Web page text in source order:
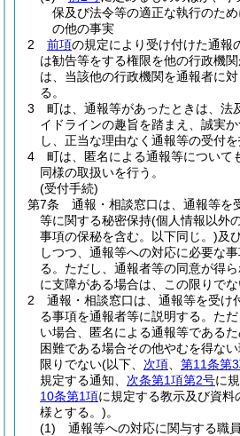
保及び法令等の適正な執行のた
の他の事実
2
前項の規定により受け付けた通報
は勧告等をする権限を他の行政機
は、当該他の行政機関を通報者に
る。
3
町は、通報等があったときは、法
イドラインの趣旨を踏まえ、誠実
し、正当な理由なく通報等の受付を
4
町は、匿名による通報等について
同様の取扱いを行う。
(受付手続)
第7条
通報・相談窓口は、通報等を
等に関する秘密保持(個人情報以外
事項の保秘を含む。以下同じ。)及
しつつ、通報等への対応に必要な
る。 ただし、通報者等の同意が得
に支障がある場合は、この限りでな
2
通報・相談窓口は、通報等を受け
る事項を通報者等に説明する。 た
い場合、匿名による通報等である
困難である場合その他やむを得な
限りでない(以下、 次項 第11条第
規定する通知、 次条第1項第2号に
10条第1項に規定する教示及び資料
様とする。)。
(1)
通報等への対応に関与する職